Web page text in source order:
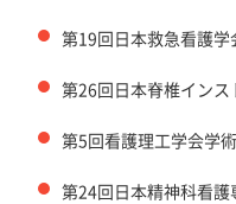
第19回日本救急看護学
第26回日本脊椎イン
第5回看護理工学会学
第24回日本精神科看護